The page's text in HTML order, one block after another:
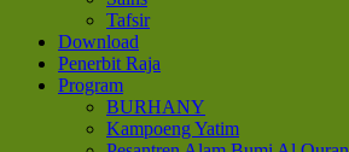
Tafsir
Download
Penerbit Raja
Program
BURHANY
Kampoeng Yatim